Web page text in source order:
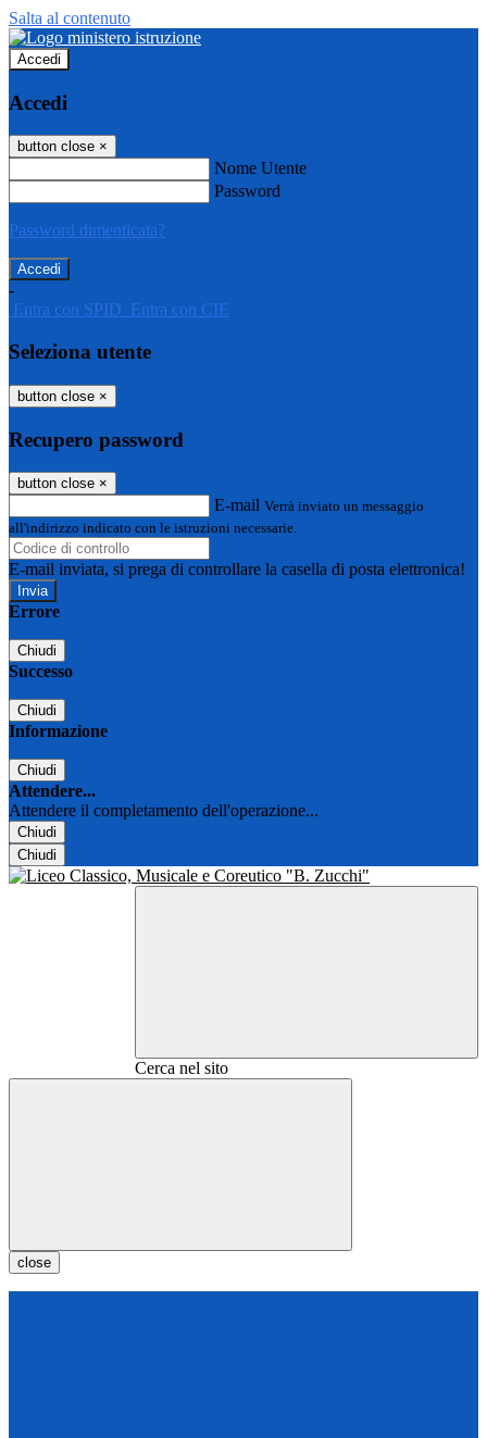
Salta al contenuto
Accedi
Accedi
button close ×
Nome Utente
Password
Password dimenticata?
-
Entra con SPID Entra con CIE
Seleziona utente
button close ×
Recupero password
button close ×
E-mail Verrà inviato un messaggio
all'indirizzo indicato con le istruzioni necessarie.
E-mail inviata, si prega di controllare la casella di posta elettronica!
Errore
Chiudi
Successo
Chiudi
Informazione
Chiudi
Attendere...
Attendere il completamento dell'operazione...
Chiudi
Chiudi
Cerca nel sito
close